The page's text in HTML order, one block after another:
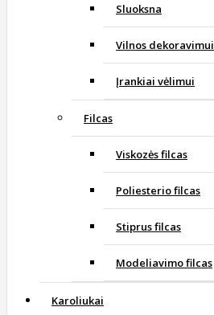
Sluoksna
Vilnos dekoravimui
Įrankiai vėlimui
Filcas
Viskozės filcas
Poliesterio filcas
Stiprus filcas
Modeliavimo filcas
Karoliukai